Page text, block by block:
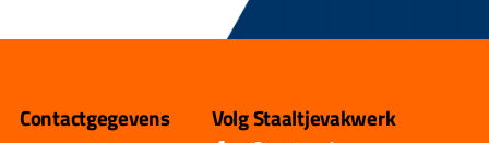
Contactgegevens Volg Staaltjevakwerk